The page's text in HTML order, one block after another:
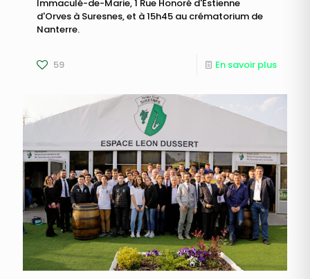
Immaculé-de-Marie, 1 Rue Honoré d'Estienne
d'Orves à Suresnes, et à 15h45 au crématorium de
Nanterre.
59 En savoir plus